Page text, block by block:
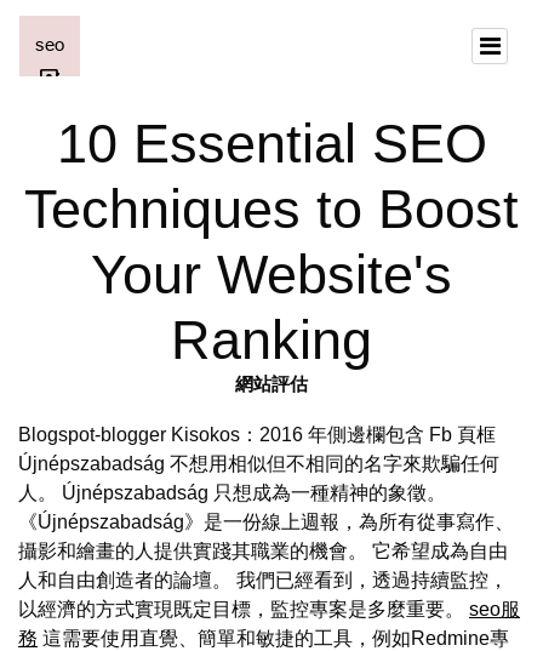
10 Essential SEO
Techniques to Boost
Your Website's
Ranking
網站評估
Blogspot-blogger Kisokos：2016 年側邊欄包含 Fb 頁框
Újnépszabadság 不想用相似但不相同的名字來欺騙任何
人。 Újnépszabadság 只想成為一種精神的象徵。
《Újnépszabadság》是一份線上週報，為所有從事寫作、
攝影和繪畫的人提供實踐其職業的機會。 它希望成為自由
人和自由創造者的論壇。 我們已經看到，透過持續監控，
以經濟的方式實現既定目標，監控專案是多麼重要。 seo服
務 這需要使用直覺、簡單和敏捷的工具，例如Redmine專